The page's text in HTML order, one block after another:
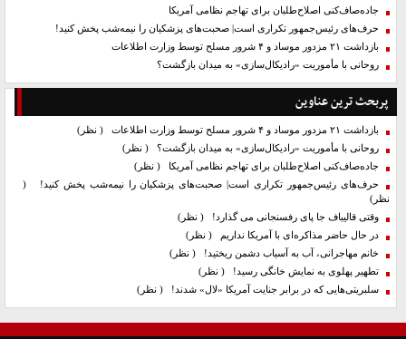
جاده‌صاف‌کنی اصلاح‌طلبان برای تهاجم نظامی آمریکا
حرف‌های رئیس‌جمهور تکراری است| صحبت‌های پزشکیان را نیمه‌شب پخش کنید!
بازداشت ۲۱ مزدور موساد و ۴ شرور مسلح توسط وزارت اطلاعات
روحانی با مأموریت «رادیکال‌سازی» به میدان بازگشت؟
پربحث ترین عناوین
بازداشت ۲۱ مزدور موساد و ۴ شرور مسلح توسط وزارت اطلاعات
( نظر)
روحانی با مأموریت «رادیکال‌سازی» به میدان بازگشت؟ ( نظر)
جاده‌صاف‌کنی اصلاح‌طلبان برای تهاجم نظامی آمریکا
( نظر)
حرف‌های رئیس‌جمهور تکراری است| صحبت‌های پزشکیان را نیمه‌شب پخش کنید!
(
نظر)
وقتی قالیباف جا پای رفسنجانی می گذارد! ( نظر)
در حال حاضر مذاکره‌ای با آمریکا نداریم
( نظر)
خانم مهاجرانی، آب به آسیاب دشمن ریختید! ( نظر)
تطهیر پهلوی به نمایش خانگی رسید! ( نظر)
سلبریتی‌هایی که در برابر جنایت آمریکا «لال» شدند! ( نظر)